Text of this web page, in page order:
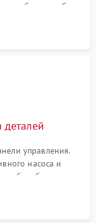
сбоев в работе
деталей
управления.
насоса и
барабана и
на разрывы.